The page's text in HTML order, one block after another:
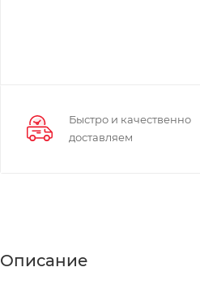
Быстро и качественно
доставляем
Описание